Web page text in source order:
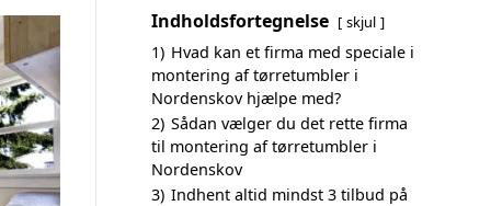
Indholdsfortegnelse skjul
1) Hvad kan et firma med speciale i
montering af tørretumbler i
Nordenskov hjælpe med?
2) Sådan vælger du det rette firma
til montering af tørretumbler i
Nordenskov
3) Indhent altid mindst 3 tilbud på